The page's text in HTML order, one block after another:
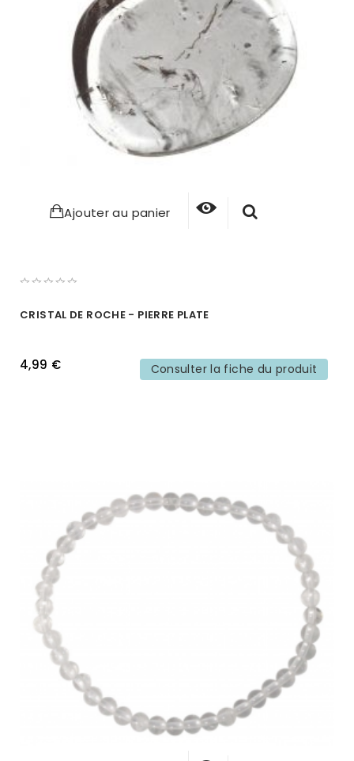
Ajouter au panier
CRISTAL DE ROCHE - PIERRE PLATE
4,99 € Consulter la fiche du produit